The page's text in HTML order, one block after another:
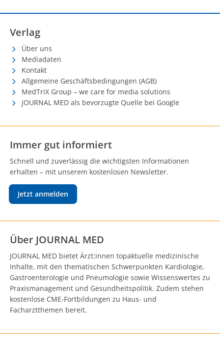
Verlag
Über uns
Mediadaten
Kontakt
Allgemeine Geschäftsbedingungen (AGB)
MedTriX Group – we care for media solutions
JOURNAL MED als bevorzugte Quelle bei Google
Immer gut informiert
Schnell und zuverlässig die wichtigsten Informationen
erhalten – mit unserem kostenlosen Newsletter.
Jetzt anmelden
Über JOURNAL MED
JOURNAL MED bietet Ärzt:innen topaktuelle medizinische
Inhalte, mit den thematischen Schwerpunkten Kardiologie,
Gastroenterologie und Pneumologie sowie Wissenswertes zu
Praxismanagement und Gesundheitspolitik. Zudem stehen
kostenlose CME-Fortbildungen zu Haus- und
Facharztthemen bereit.